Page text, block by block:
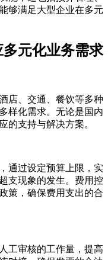
够满足大型企业在多元
元化业务需求
店、交通、餐饮等多种
样化需求。无论是国内
的支持与解决方案。
通过设定预算上限，实
支现象的发生。费用控
策，确保费用支出的合
工审核的工作量，提高